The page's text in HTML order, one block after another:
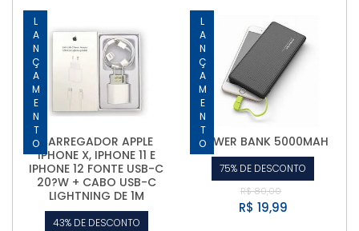
LANÇAMENTO CARREGADOR APPLE
IPHONE X, IPHONE 11 E
IPHONE 12 FONTE USB-C
20?W + CABO USB-C
LIGHTNING DE 1M
43% DE DESCONTO
LANÇAMENTO
POWER BANK 5000MAH
75% DE DESCONTO
R$ 80,00
R$ 19,99